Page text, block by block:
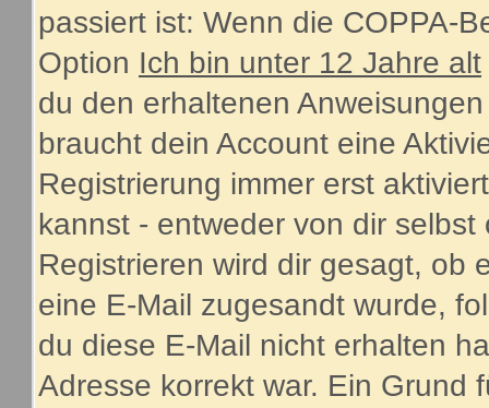
passiert ist: Wenn die COPPA-
Option Ich bin unter 12 Jahre alt
du den erhaltenen
braucht dein Account eine
Registrierung immer erst
kannst - entweder von dir
Registrieren wird dir gesagt, ob
eine E-Mail zugesandt wurde,
du diese E-Mail nicht erhalten
Adresse korrekt war. Ein Grund